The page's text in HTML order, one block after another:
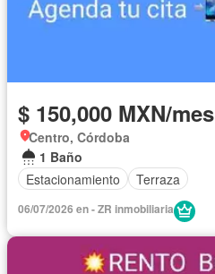
$ 150,000 MXN/mes
Centro, Córdoba
1 Baño
Estacionamiento
Terraza
06/07/2026 en - ZR inmobiliaria